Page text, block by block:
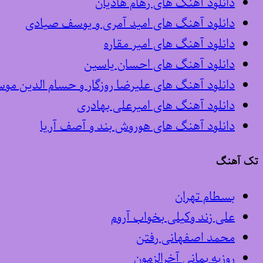
دانلود آهنگ های امید آمری و یوسف صیادی
دانلود آهنگ های امیر مقاره
دانلود آهنگ های احسان یاسین
دانلود آهنگ های علیرضا روزگار و حسام الدین
دانلود آهنگ های امیرعلی بهادری
دانلود آهنگ های هوروش بند و آصف آریا
تک آهنگ
بسطام تهران
علی زند وکیلی بخواب آروم
محمد اصفهانی رفتن
روزبه بمانی آخرالزمون